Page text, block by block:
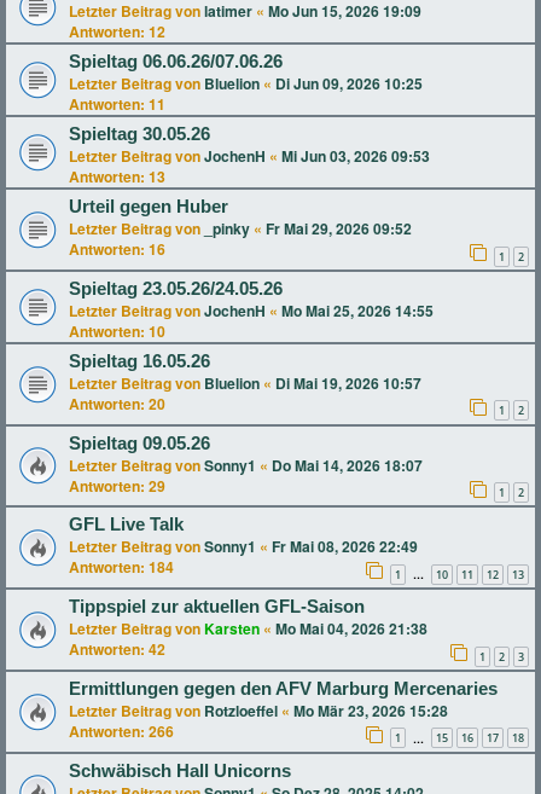
Letzter Beitrag vonlatimer « Mo Jun 15, 2026 19:09
Antworten: 12
Spieltag 06.06.26/07.06.26
Letzter Beitrag von Bluelion « Di Jun 09, 2026 10:25
Antworten: 11
Spieltag 30.05.26
Letzter Beitrag vonJochenH « Mi Jun 03, 2026 09:53
Antworten: 13
Urteil gegen Huber
Letzter Beitrag von _pinky « Fr Mai 29, 2026 09:52
Antworten: 16 1 2
Spieltag 23.05.26/24.05.26
Letzter Beitrag vonJochenH « Mo Mai 25, 2026 14:55
Antworten: 10
Spieltag 16.05.26
Letzter Beitrag von Bluelion « Di Mai 19, 2026 10:57
Antworten: 20 1 2
Spieltag 09.05.26
Letzter Beitrag vonSonny1 « Do Mai 14, 2026 18:07
Antworten: 29 1 2
GFL Live Talk
Letzter Beitrag vonSonny1 « Fr Mai 08, 2026 22:49
Antworten: 184 1 … 10 11 12 13
Tippspiel zur aktuellen GFL-Saison
Letzter Beitrag vonKarsten « Mo Mai 04, 2026 21:38
Antworten: 42 1 2 3
Ermittlungen gegen den AFV Marburg Mercenaries
Letzter Beitrag von Rotzloeffel « Mo Mär 23, 2026 15:28
Antworten: 266 1 … 15 16 17 18
Schwäbisch Hall Unicorns